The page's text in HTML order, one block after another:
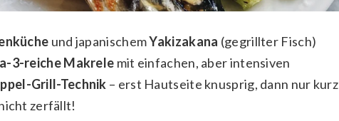
und japanischemYakizakana (gegrillter Fisch)
3-reiche Makrele mit einfachen, aber intensiven
Grill-Technik – erst Hautseite knusprig, dann nur kurz
zerfällt!